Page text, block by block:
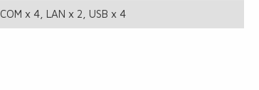
COM x 4, LAN x 2, USB x 4